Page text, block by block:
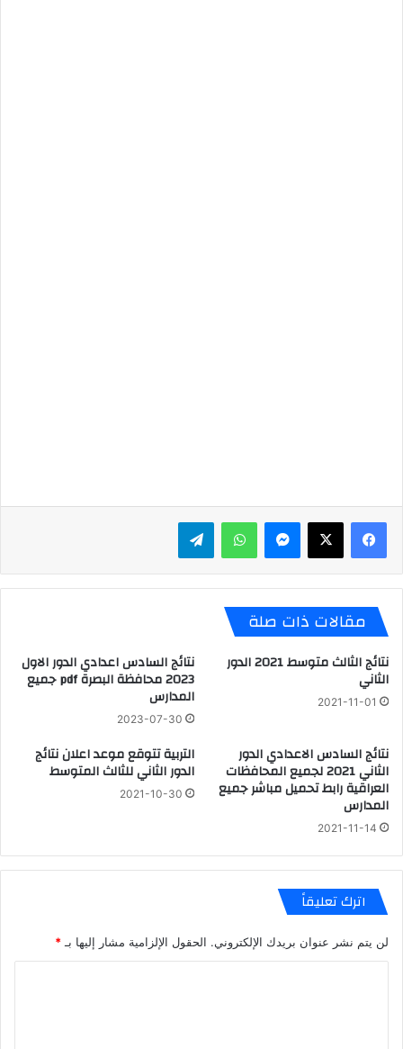
ماسنجر واتساب تيلقرام
مقالات ذات صلة
نتائج الثالث متوسط 2021 الدور
الثاني
2021-11-01
نتائج السادس اعدادي الدور الاول
2023 محافظة البصرة pdf جميع
المدارس
2023-07-30
نتائج السادس الاعدادي الدور
الثاني 2021 لجميع المحافظات
العراقية رابط تحميل مباشر جميع
المدارس
2021-11-14
التربية تتوقع موعد اعلان نتائج
الدور الثاني للثالث المتوسط
2021-10-30
اترك تعليقاً
لن يتم نشر عنوان بريدك الإلكتروني. الحقول الإلزامية مشار إليها بـ*